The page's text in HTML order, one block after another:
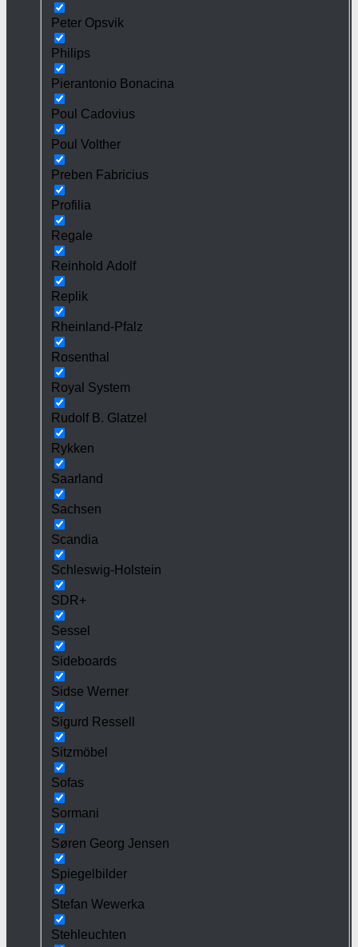
Peter Opsvik
Philips
Pierantonio Bonacina
Poul Cadovius
Poul Volther
Preben Fabricius
Profilia
Regale
Reinhold Adolf
Replik
Rheinland-Pfalz
Rosenthal
Royal System
Rudolf B. Glatzel
Rykken
Saarland
Sachsen
Scandia
Schleswig-Holstein
SDR+
Sessel
Sideboards
Sidse Werner
Sigurd Ressell
Sitzmöbel
Sofas
Sormani
Søren Georg Jensen
Spiegelbilder
Stefan Wewerka
Stehleuchten